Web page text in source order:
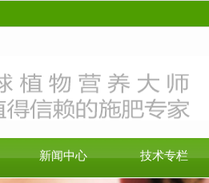
新闻中心 技术专栏